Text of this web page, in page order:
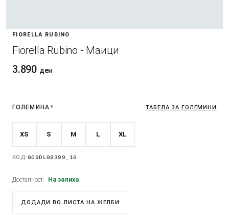
FIORELLA RUBINO
Fiorella Rubino - Маици
3.890 ден
ГОЛЕМИНА * ТАБЕЛА ЗА ГОЛЕМИНИ
XS S M L XL
КОД:G09DL08399_16
Достапност: На залиха
ДОДАДИ ВО ЛИСТА НА ЖЕЛБИ